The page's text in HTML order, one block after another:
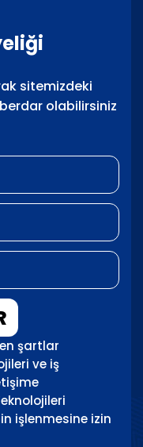
sitemizdeki
olabilirsiniz
şartlar
ve iş
işlenmesine izin